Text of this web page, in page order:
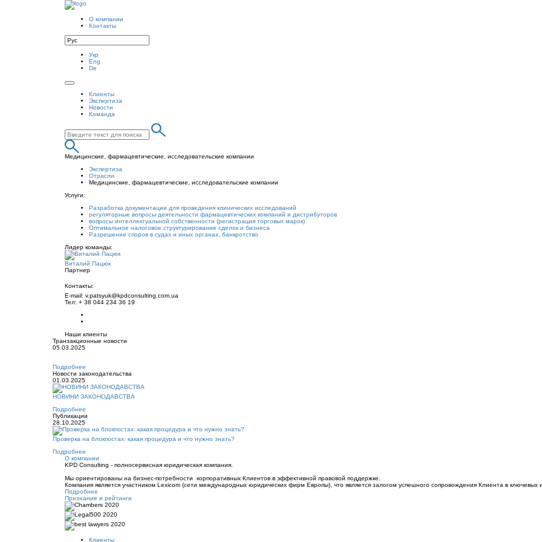
О компании
Контакты
Укр
Eng
De
Клиенты
Экспертиза
Новости
Команда
Медицинские, фармацевтические, исследовательские компании
Экспертиза
Отрасли
Медицинские, фармацевтические, исследовательские компании
Услуги:
Разработка документации для проведения клинических исследований
регуляторные вопросы деятельности фармацевтических компаний и дистрибуторов
вопросы интеллектуальной собственности (регистрация торговых марок)
Оптимальное налоговое структурирование сделок и бизнеса
Разрешение споров в судах и иных органах, банкротство
Лидер команды:
Виталий Пацюк
Партнер
Контакты:
E-mail: v.patsyuk@kpdconsulting.com.ua
Teл: + 38 044 234 36 19
Наши клиенты
Транзакционные новости
05.03.2025
Подробнее
Новости законодательства
01.03.2025
НОВИНИ ЗАКОНОДАВСТВА
Подробнее
Публикации
28.10.2025
Проверка на блокпостах: какая процедура и что нужно знать?
Подробнее
О компании
KPD Consulting - полносервисная юридическая компания.
Мы ориентированы на бизнес-потребности корпоративных Клиентов в эффективной правовой поддержке.
Компания является участником Lexicom (сети международных юридических фирм Европы), что является залогом успешного сопровождения Клиента в ключевых
Подробнее
Признание и рейтинги
Клиенты